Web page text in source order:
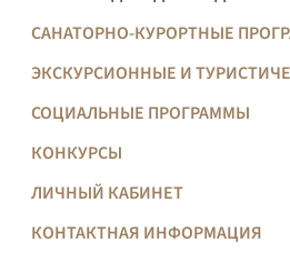
САНАТОРНО-КУРОРТНЫЕ
ЭКСКУРСИОННЫЕ И
СОЦИАЛЬНЫЕ ПРОГРАММЫ
КОНКУРСЫ
ЛИЧНЫЙ КАБИНЕТ
КОНТАКТНАЯ ИНФОРМАЦИЯ